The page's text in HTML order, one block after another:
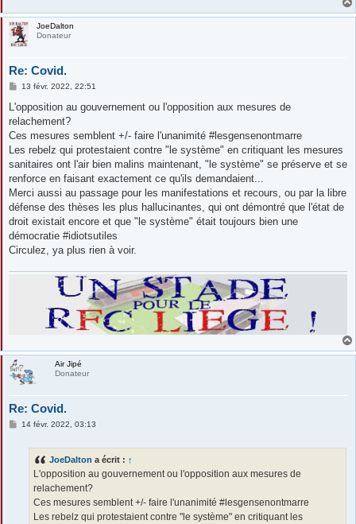
JoeDalton
Donateur
Re: Covid.
M
s
s
a
g
13 févr. 2022, 22:51
L'opposition au gouvernement ou l'opposition aux mesures de
relachement?
Ces mesures semblent +/- faire l'unanimité #lesgensenontmarre
Les rebelz qui protestaient contre "le système" en critiquant les mesures
sanitaires ont l'air bien malins maintenant, "le système" se préserve et se
renforce en faisant exactement ce qu'ils demandaient...
Merci aussi au passage pour les manifestations et recours, ou par la libre
défense des thèses les plus hallucinantes, qui ont démontré que l'état de
droit existait encore et que "le système" était toujours bien une
démocratie #idiotsutiles
Circulez, ya plus rien à voir.
Air Jipé
Donateur
Re: Covid.
M14 févr. 2022, 03:13
JoeDalton a écrit : ↑
L'opposition au gouvernement ou l'opposition aux mesures de
relachement?
Ces mesures semblent +/- faire l'unanimité #lesgensenontmarre
Les rebelz qui protestaient contre "le système" en critiquant les